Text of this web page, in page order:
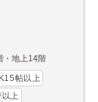
・地上14階
帖以上
上